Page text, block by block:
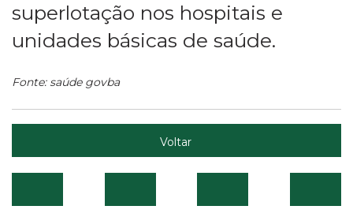
superlotação nos hospitais e
unidades básicas de saúde.
Fonte: saúde govba
Voltar